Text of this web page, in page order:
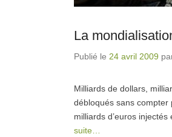
La
Publié le 24 avril 2009
Milliards de dollars,
débloqués sans
milliards d’euros
suite…